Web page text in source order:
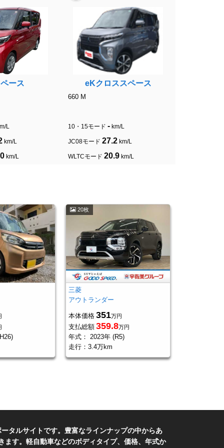
ース
L
km/L
km/L
eKクロススペース
660 M
10・15モード - km/L
JC08モード 27.2 km/L
WLTCモード 20.9 km/L
20枚
三菱
アウトランダー
本体価格 351万円
支払総額 359.8万円
年式：
2023年 (R5)
走行： 3.4万km
タルサイトです。豊富なラインナップの中からあ
す。軽自動車などのボディタイプ、価格、年式か